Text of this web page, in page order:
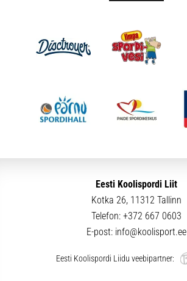
Eesti Koolispordi Liit
Kotka 26, 11312 Tallinn
Telefon: +372 667 0603
E-post: info@koolisport.ee
Eesti Koolispordi Liidu veebipartner: